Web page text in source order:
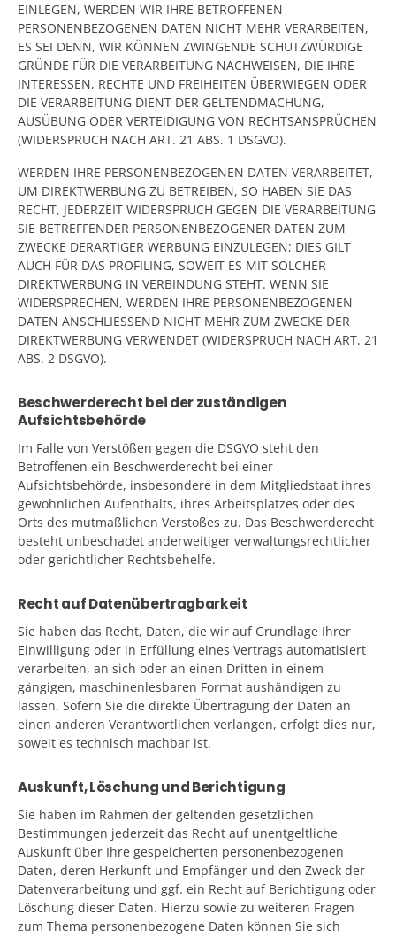
EINLEGEN, WERDEN WIR IHRE BETROFFENEN
PERSONENBEZOGENEN DATEN NICHT MEHR VERARBEITEN,
ES SEI DENN, WIR KÖNNEN ZWINGENDE SCHUTZWÜRDIGE
GRÜNDE FÜR DIE VERARBEITUNG NACHWEISEN, DIE IHRE
INTERESSEN, RECHTE UND FREIHEITEN ÜBERWIEGEN ODER
DIE VERARBEITUNG DIENT DER GELTENDMACHUNG,
AUSÜBUNG ODER VERTEIDIGUNG VON RECHTSANSPRÜCHEN
(WIDERSPRUCH NACH ART. 21 ABS. 1 DSGVO).
WERDEN IHRE PERSONENBEZOGENEN DATEN VERARBEITET,
UM DIREKTWERBUNG ZU BETREIBEN, SO HABEN SIE DAS
RECHT, JEDERZEIT WIDERSPRUCH GEGEN DIE VERARBEITUNG
SIE BETREFFENDER PERSONENBEZOGENER DATEN ZUM
ZWECKE DERARTIGER WERBUNG EINZULEGEN; DIES GILT
AUCH FÜR DAS PROFILING, SOWEIT ES MIT SOLCHER
DIREKTWERBUNG IN VERBINDUNG STEHT. WENN SIE
WIDERSPRECHEN, WERDEN IHRE PERSONENBEZOGENEN
DATEN ANSCHLIESSEND NICHT MEHR ZUM ZWECKE DER
DIREKTWERBUNG VERWENDET (WIDERSPRUCH NACH ART. 21
ABS. 2 DSGVO).
Beschwerderecht bei der zuständigen
Aufsichtsbehörde
Im Falle von Verstößen gegen die DSGVO steht den
Betroffenen ein Beschwerderecht bei einer
Aufsichtsbehörde, insbesondere in dem Mitgliedstaat ihres
gewöhnlichen Aufenthalts, ihres Arbeitsplatzes oder des
Orts des mutmaßlichen Verstoßes zu. Das Beschwerderecht
besteht unbeschadet anderweitiger verwaltungsrechtlicher
oder gerichtlicher Rechtsbehelfe.
Recht auf Datenübertragbarkeit
Sie haben das Recht, Daten, die wir auf Grundlage Ihrer
Einwilligung oder in Erfüllung eines Vertrags automatisiert
verarbeiten, an sich oder an einen Dritten in einem
gängigen, maschinenlesbaren Format aushändigen zu
lassen. Sofern Sie die direkte Übertragung der Daten an
einen anderen Verantwortlichen verlangen, erfolgt dies nur,
soweit es technisch machbar ist.
Auskunft, Löschung und Berichtigung
Sie haben im Rahmen der geltenden gesetzlichen
Bestimmungen jederzeit das Recht auf unentgeltliche
Auskunft über Ihre gespeicherten personenbezogenen
Daten, deren Herkunft und Empfänger und den Zweck der
Datenverarbeitung und ggf. ein Recht auf Berichtigung oder
Löschung dieser Daten. Hierzu sowie zu weiteren Fragen
zum Thema personenbezogene Daten können Sie sich